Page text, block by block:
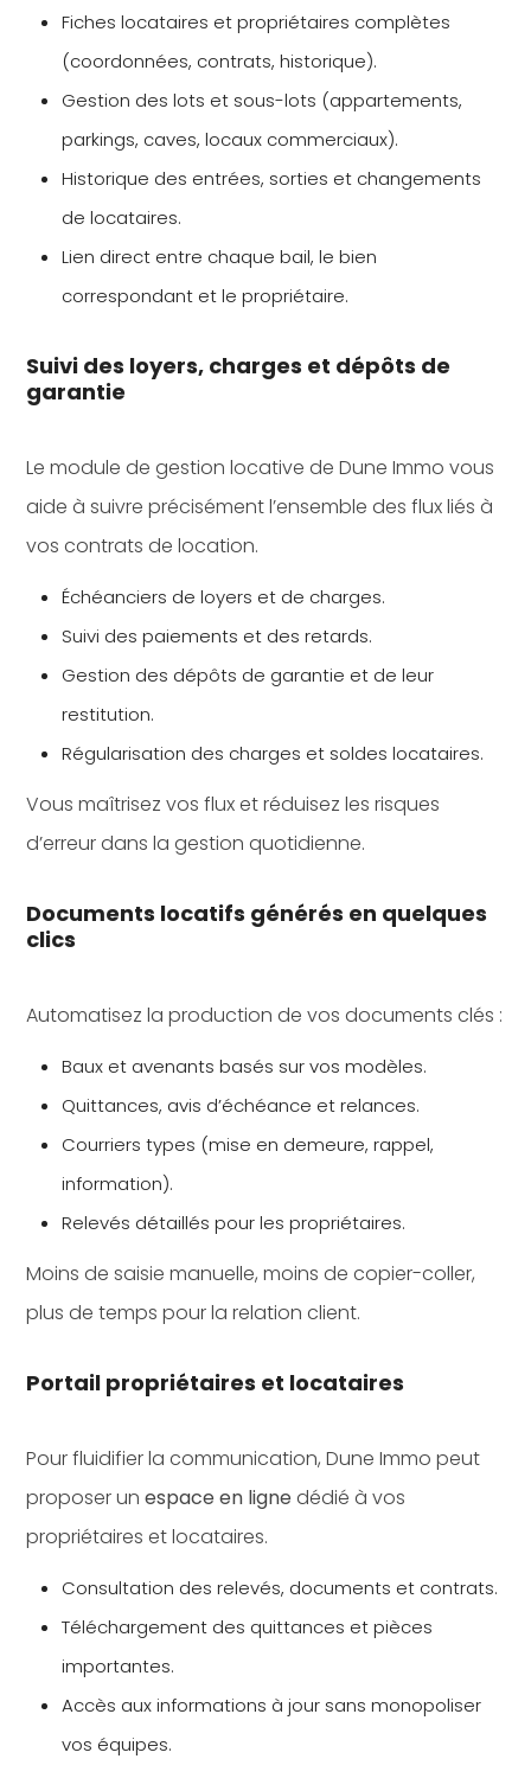
Fiches locataires et propriétaires complètes
(coordonnées, contrats, historique).
Gestion des lots et sous-lots (appartements,
parkings, caves, locaux commerciaux).
Historique des entrées, sorties et changements
de locataires.
Lien direct entre chaque bail, le bien
correspondant et le propriétaire.
Suivi des loyers, charges et dépôts de
garantie
Le module de gestion locative de Dune Immo vous
aide à suivre précisément l’ensemble des flux liés à
vos contrats de location.
Échéanciers de loyers et de charges.
Suivi des paiements et des retards.
Gestion des dépôts de garantie et de leur
restitution.
Régularisation des charges et soldes locataires.
Vous maîtrisez vos flux et réduisez les risques
d’erreur dans la gestion quotidienne.
Documents locatifs générés en quelques
clics
Automatisez la production de vos documents clés :
Baux et avenants basés sur vos modèles.
Quittances, avis d’échéance et relances.
Courriers types (mise en demeure, rappel,
information).
Relevés détaillés pour les propriétaires.
Moins de saisie manuelle, moins de copier-coller,
plus de temps pour la relation client.
Portail propriétaires et locataires
Pour fluidifier la communication, Dune Immo peut
proposer unespace en ligne dédié à vos
propriétaires et locataires.
Consultation des relevés, documents et contrats.
Téléchargement des quittances et pièces
importantes.
Accès aux informations à jour sans monopoliser
vos équipes.